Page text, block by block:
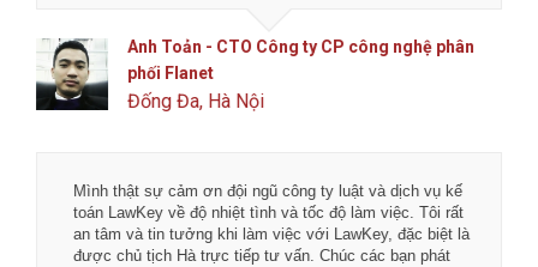
Anh Toản - CTO Công ty CP công nghệ phân
phối Flanet
Đống Đa, Hà Nội
Mình thật sự cảm ơn đội ngũ công ty luật và dịch vụ kế
toán LawKey về độ nhiệt tình và tốc độ làm việc. Tôi rất
an tâm và tin tưởng khi làm việc với LawKey, đặc biệt là
được chủ tịch Hà trực tiếp tư vấn. Chúc các bạn phát